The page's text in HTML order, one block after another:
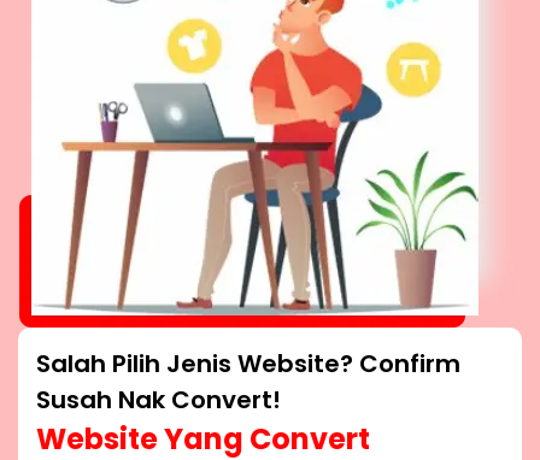
Salah Pilih Jenis Website? Confirm
Susah Nak Convert!
Website Yang Convert